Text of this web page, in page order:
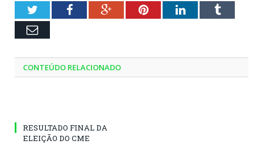
TwitterFacebookGoogle+PinterestLinkedInTumblr
Email
CONTEÚDO RELACIONADO
RESULTADO FINAL DA
ELEIÇÃO DO CME